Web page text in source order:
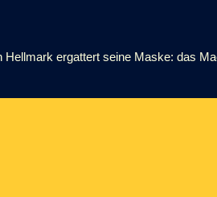
Hellmark ergattert seine Maske: das